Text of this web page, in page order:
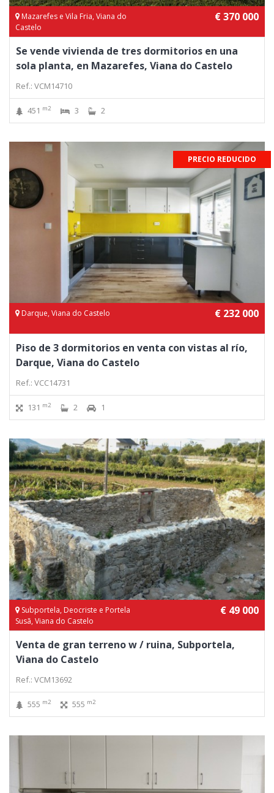
Mazarefes e Vila Fria, Viana do
Castelo
€ 370 000
Se vende vivienda de tres dormitorios en una
sola planta, en Mazarefes, Viana do Castelo
Ref.: VCM14710
451 m2 3 2
PRECIO REDUCIDO
Darque, Viana do Castelo € 232 000
Piso de 3 dormitorios en venta con vistas al río,
Darque, Viana do Castelo
Ref.: VCC14731
131 m2 2 1
Subportela, Deocriste e Portela
Susã, Viana do Castelo
€ 49 000
Venta de gran terreno w / ruina, Subportela,
Viana do Castelo
Ref.: VCM13692
555 m2 555 m2